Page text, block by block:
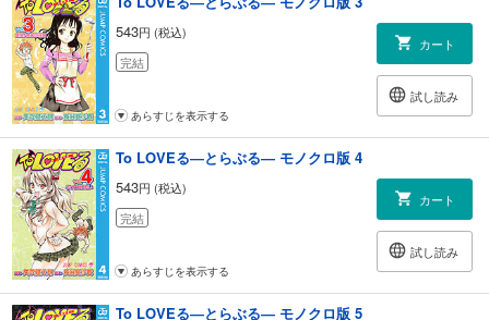
543円 (税込)
完結
カート
試し読み
あらすじを表示する
To LOVEる―とらぶる― モノクロ版 4
543円 (税込)
完結
カート
試し読み
あらすじを表示する
To LOVEる―とらぶる― モノクロ版 5